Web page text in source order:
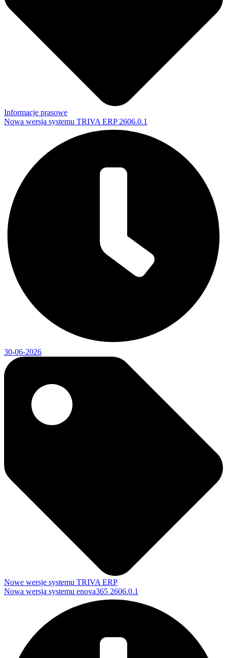
Informacje prasowe
Nowa wersja systemu TRIVA ERP 2606.0.1
30-06-2026
Nowe wersje systemu TRIVA ERP
Nowa wersja systemu enova365 2606.0.1